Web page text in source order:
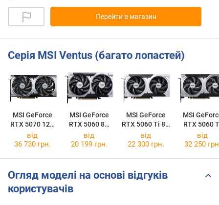
Перейти в магазин
Серія MSI Ventus (багато лопастей)
MSI GeForce
RTX 5070 12G
VENTUS 2X OC
MSI GeForce
RTX 5060 8G
VENTUS 2X OC
MSI GeForce
RTX 5060 Ti 8G
VENTUS 2X OC
PLUS
MSI
RTX 5060
16G
2X OC
від
36 730 грн.
від
20 199 грн.
від
22 300 грн.
від
32 250
Огляд моделі на основі відгуків
користувачів